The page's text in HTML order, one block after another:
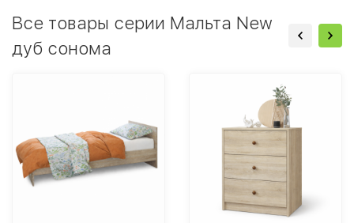
Все товары серии Мальта New
дуб сонома